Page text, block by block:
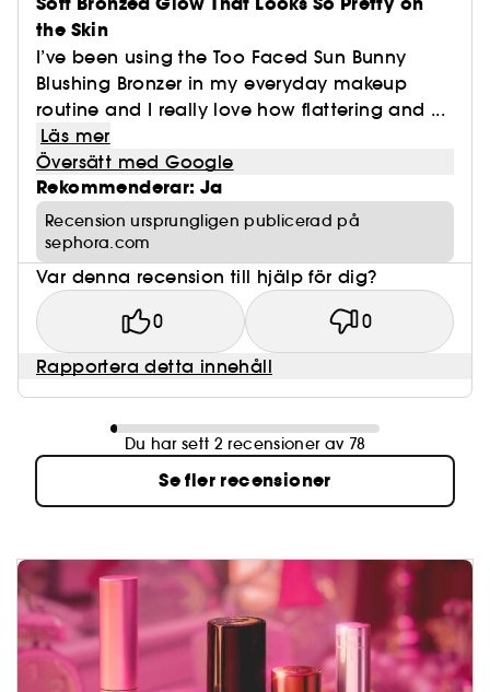
the Skin
I’ve been using the Too Faced Sun Bunny
Blushing Bronzer in my everyday makeup
routine and I really love how flattering and ...
Läs mer
Översätt med Google
Rekommenderar: Ja
Recension ursprungligen publicerad på
sephora.com
Var denna recension till hjälp för dig?
0 0
Rapportera detta innehåll
Du har sett 2 recensioner av 78
Se fler recensioner